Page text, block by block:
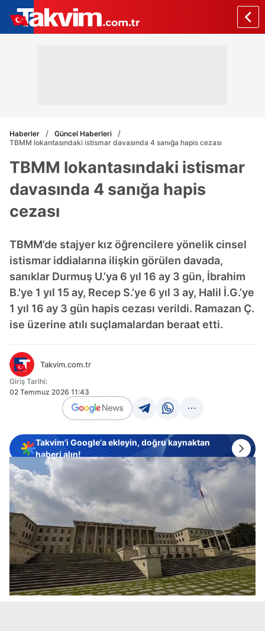
Haberler
Güncel Haberleri
TBMM lokantasındaki istismar davasında 4 sanığa hapis cezası
TBMM lokantasındaki istismar
davasında 4 sanığa hapis
cezası
TBMM’de stajyer kız öğrencilere yönelik cinsel
istismar iddialarına ilişkin görülen davada,
sanıklar Durmuş U.’ya 6 yıl 16 ay 3 gün, İbrahim
B.'ye 1 yıl 15 ay, Recep S.’ye 6 yıl 3 ay, Halil İ.G.’ye
1 yıl 16 ay 3 gün hapis cezası verildi. Ramazan Ç.
ise üzerine atılı suçlamalardan beraat etti.
Takvim.com.tr
Giriş Tarihi:
02 Temmuz 2026 11:43
Takvim'i Google'a ekleyin, doğru kaynaktan
haberi alın!